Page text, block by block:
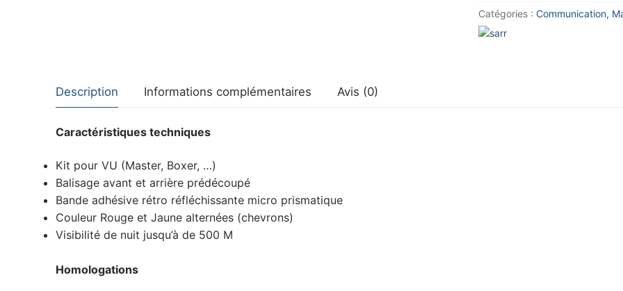
Rouge
et
Catégories : Communication,
Description Informations complémentaires Avis (0)
Caractéristiques techniques
Kit pour VU (Master, Boxer, …)
Balisage avant et arrière prédécoupé
Bande adhésive rétro réfléchissante micro prismatique
Couleur Rouge et Jaune alternées (chevrons)
Visibilité de nuit jusqu’à de 500 M
Homologations